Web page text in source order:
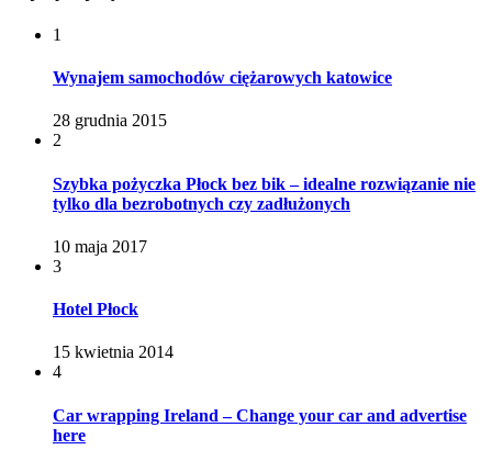
1
Wynajem samochodów ciężarowych katowice
28 grudnia 2015
2
Szybka pożyczka Płock bez bik – idealne rozwiązanie nie
tylko dla bezrobotnych czy zadłużonych
10 maja 2017
3
Hotel Płock
15 kwietnia 2014
4
Car wrapping Ireland – Change your car and advertise
here